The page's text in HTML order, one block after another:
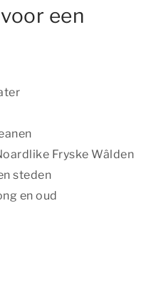
een
Fryske Wâlden
steden
en oud